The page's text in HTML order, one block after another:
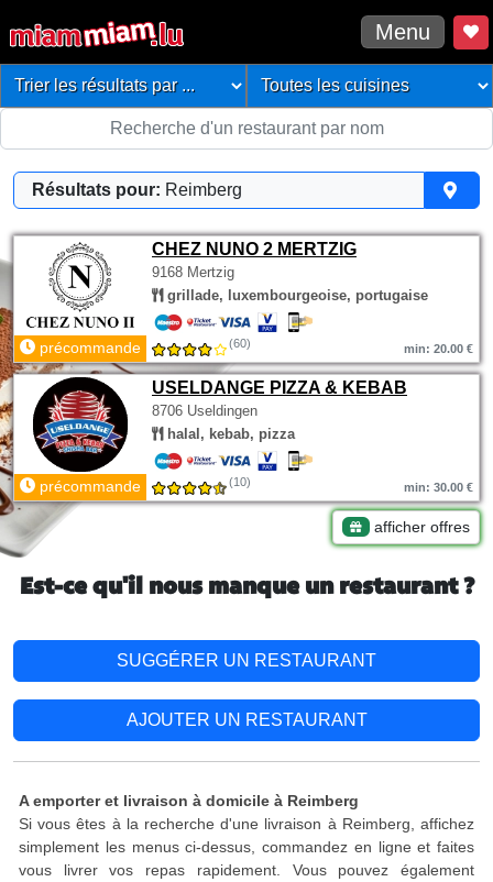
Menu
Résultats pour: Reimberg
CHEZ NUNO 2 MERTZIG
9168 Mertzig
grillade, luxembourgeoise, portugaise
précommande (60) min: 20.00 €
USELDANGE PIZZA & KEBAB
8706 Useldingen
halal, kebab, pizza
précommande (10) min: 30.00 €
afficher offres
Est-ce qu'il nous manque un restaurant ?
SUGGÉRER UN RESTAURANT
AJOUTER UN RESTAURANT
A emporter et livraison à domicile à Reimberg
Si vous êtes à la recherche d'une livraison à Reimberg, affichez
simplement les menus ci-dessus, commandez en ligne et faites
vous livrer vos repas rapidement. Vous pouvez également